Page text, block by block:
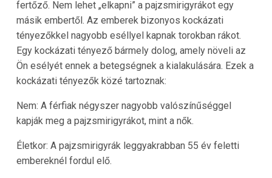
fertőző. Nem lehet „elkapni” a pajzsmirigyrákot egy
másik embertől. Az emberek bizonyos kockázati
tényezőkkel nagyobb eséllyel kapnak torokban rákot.
Egy kockázati tényező bármely dolog, amely növeli az
Ön esélyét ennek a betegségnek a kialakulására. Ezek a
kockázati tényezők közé tartoznak:
Nem: A férfiak négyszer nagyobb valószínűséggel
kapják meg a pajzsmirigyrákot, mint a nők.
Életkor: A pajzsmirigyrák leggyakrabban 55 év feletti
embereknél fordul elő.